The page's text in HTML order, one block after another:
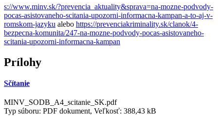
s://www.minv.sk/?prevencia_aktuality&sprava=na-mozne-podvody-
pocas-asistovaneho-scitania-upozorni-informacna-kampan-a-to-aj-v-
romskom-jazyku alebo https://prevenciakriminality.sk/clanok/4-
bezpecna-komunita/247-na-mozne-podvody-pocas-asistovaneho-
scitania-upozorni-informacna-kampan
Prílohy
Sčítanie
MINV_SODB_A4_scitanie_SK.pdf
Typ súboru: PDF dokument, Veľkosť: 388,43 kB